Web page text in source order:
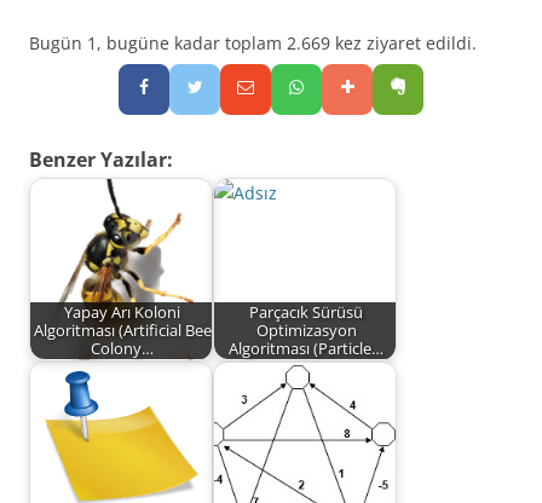
Bugün 1, bugüne kadar toplam 2.669 kez ziyaret edildi.
Benzer Yazılar:
Yapay Arı Koloni
Algoritması (Artificial Bee
Colony…
Parçacık Sürüsü
Optimizasyon
Algoritması (Particle…